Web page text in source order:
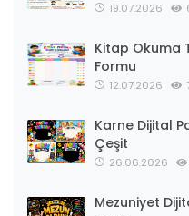
19.07.2026
Kitap Okuma
Formu
12.07.2026
Karne Dijital
Çeşit
26.06.2026
Mezuniyet